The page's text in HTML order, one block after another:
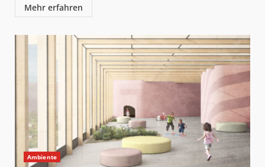
Mehr erfahren
Ambiente